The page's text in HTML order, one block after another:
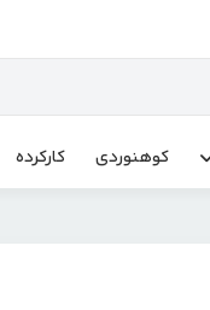
کوهنوردی کارکرده